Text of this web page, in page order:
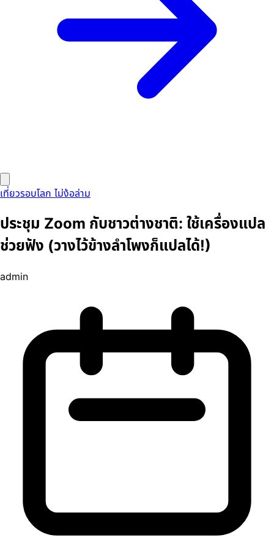
เที่ยวรอบโลก ไม่ง้อล่าม
ประชุม Zoom กับชาวต่างชาติ: ใช้เครื่องแปล
ช่วยฟัง (วางไว้ข้างลำโพงก็แปลได้!)
admin